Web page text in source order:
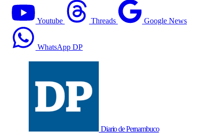
Youtube Threads Google News
WhatsApp DP
Diario de Pernambuco